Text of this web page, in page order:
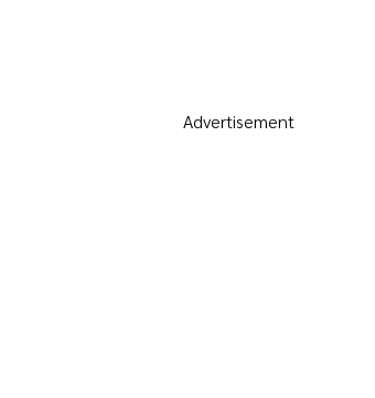
Advertisement